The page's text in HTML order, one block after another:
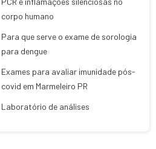
corpo humano
Para que serve o exame de sorologia
para dengue
Exames para avaliar imunidade pós-
covid em Marmeleiro PR
Laboratório de análises